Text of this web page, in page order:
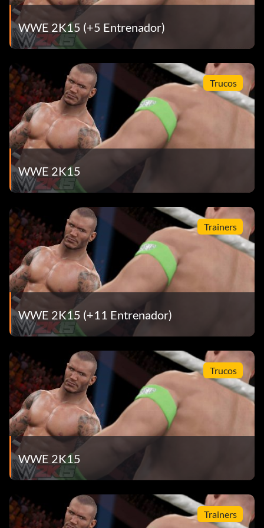
completa el tutorial.
NXT Takeover (30 puntos): Derrota a John Cena con una
¡Menuda partida! (15 puntos) Consigue 1000 puntos o más
jugando una sola partida clasificatoria.
¡Fuera de las cuerdas! (20 puntos) Elimina a 12 rivales con
la misma superestrella en un único combate de Royal
Rumble. (Un jugador)
Listo para las grandes ligas (20 puntos) MyCAREER:
completa la parte de NXT.
«Redbox Big Moment» (20 puntos): Lanza a tu rival contra
la mesa de comentaristas por cualquier medio. (Partida
individual/Exhibición)
Ringmaster (15 puntos): Golpea o inmoviliza a un
oponente en 5 posiciones diferentes de sujeción en
cadena. (Juego individual)
Camino a WrestleMania (20 puntos) WWE Universe: gana
el combate estelar de WrestleMania como ganador del
Royal Rumble. (Juego individual)
Storm out (40 puntos) WWE Universe: juega y gana 180
combates de rivalidad.
¡Tap! ¡Tap! ¡Tap! (30 puntos) Haz que un rival se rinda con
una llave de sumisión que no sea un movimiento
«Finisher» ni un movimiento característico. (Jugada única)
The Deadman derrotó (30 puntos) al WWE Universe:
derrota a Undertaker en WrestleMania con un Superstar
personalizado.
WWE 2K15 (+5 Entrenador)
Trucos
WWE 2K15
Trainers
WWE 2K15 (+11 Entrenador)
Trucos
WWE 2K15
Trainers